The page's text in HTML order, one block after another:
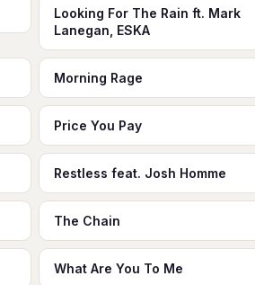
Looking For The Rain ft. Mark
Lanegan, ESKA
Morning Rage
Price You Pay
Restless feat. Josh Homme
The Chain
What Are You To Me